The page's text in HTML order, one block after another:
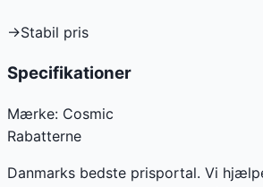
→Stabil pris
Specifikationer
Mærke: Cosmic
Rabatterne
Danmarks bedste prisportal. Vi